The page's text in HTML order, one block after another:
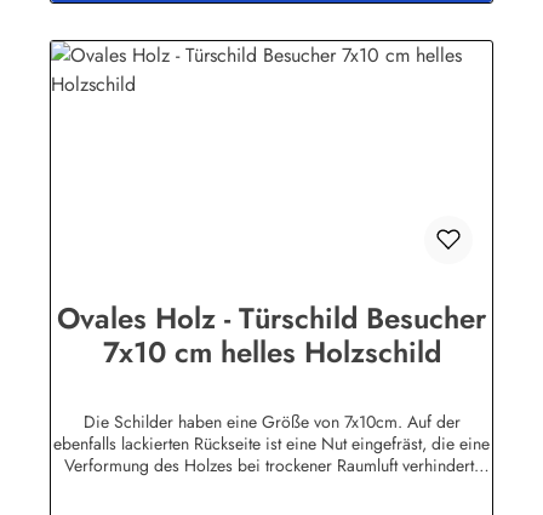
Version zugeschickt!
fertigungsbedingt.Herstellerinformationen:Buddel-Bini Inh.
Hamburginfo@buddel.de
Ovales Holz - Türschild Besucher
7x10 cm helles Holzschild
Die Schilder haben eine Größe von 7x10cm. Auf der
ebenfalls lackierten Rückseite ist eine Nut eingefräst, die eine
Verformung des Holzes bei trockener Raumluft verhindert.